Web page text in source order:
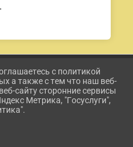
ДАННЫХ
с политикой
а также с тем что наш веб-
сайту сторонние сервисы
Метрика, "Госуслуги",